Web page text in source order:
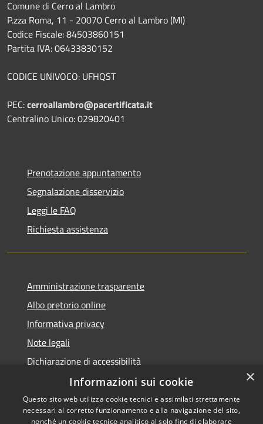
Comune di Cerro al Lambro
P.zza Roma, 11 - 20070 Cerro al Lambro (MI)
Codice Fiscale: 84503860151
Partita IVA: 06433830152
CODICE UNIVOCO: UFHQST
PEC:cerroallambro@pacertificata.it
Centralino Unico: 029820401
Prenotazione appuntamento
Segnalazione disservizio
Leggi le FAQ
Richiesta assistenza
Amministrazione trasparente
Albo pretorio online
Informativa privacy
Note legali
Dichiarazione di accessibilità
Copyright © 2026 • Comune di
×
Informazioni sui cookie
Questo sito web utilizza cookie tecnici e assimilati strettamente
necessari al corretto funzionamento e alla navigazione del sito,
nonché un cookie tecnico analitico al solo fine di elaborare